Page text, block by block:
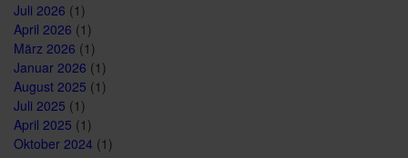
Juli 2026 (1)
April 2026 (1)
März 2026 (1)
Januar 2026 (1)
August 2025 (1)
Juli 2025 (1)
April 2025 (1)
Oktober 2024 (1)